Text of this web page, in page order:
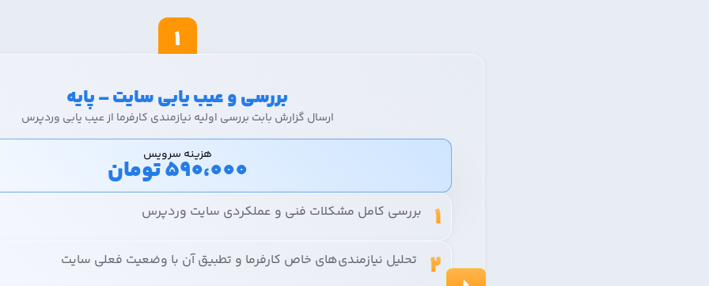
1
بررسی و عیب یابی سایت – پایه
ارسال گزارش بابت بررسی اولیه نیازمندی کارفرما از عیب یابی وردپرس
هزینه سرویس
590،000تومان
1 بررسی کامل مشکلات فنی و عملکردی سایت وردپرس
2 تحلیل نیازمندی‌های خاص کارفرما و تطبیق آن با وضعیت فعلی سایت